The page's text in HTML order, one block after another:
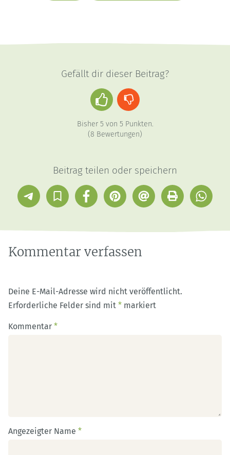
Gefällt dir dieser Beitrag?
Daumen
hoch
Daumen
runter
Bisher 5 von 5 Punkten.
(8 Bewertungen)
Beitrag teilen oder speichern
TelegramIn
Sammlung
FacebookPinterestE-
Mail
Drucken
Kommentar verfassen
Deine E-Mail-Adresse wird nicht veröffentlicht.
Erforderliche Felder sind mit * markiert
Kommentar *
Angezeigter Name *